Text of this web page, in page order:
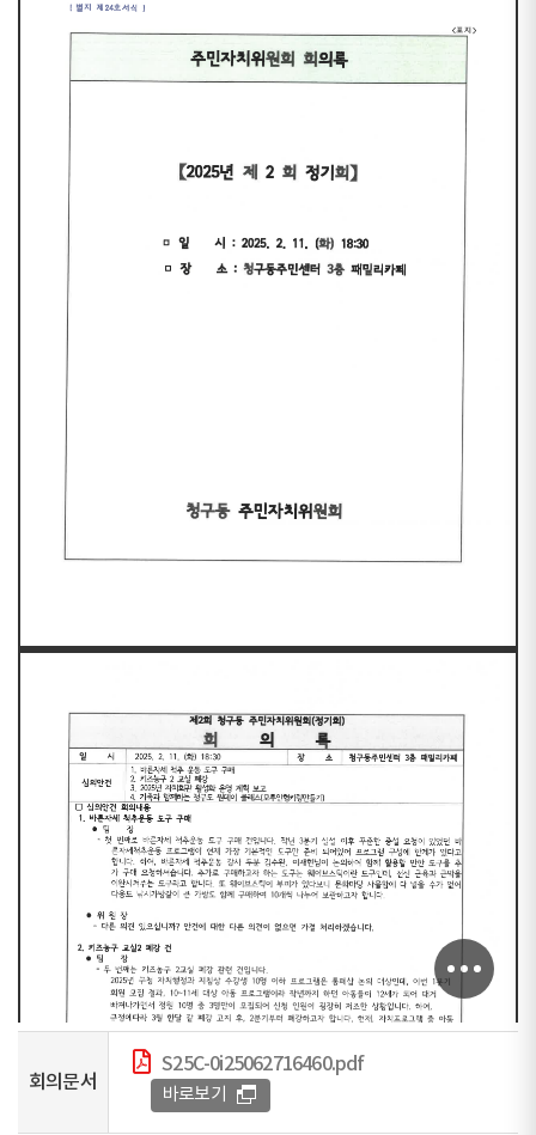
회의문서
S25C-0i25062716460.pdf
바로보기